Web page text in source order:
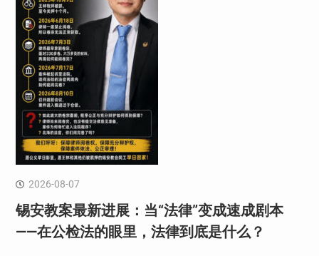
2026-08-07
锡安教案最新进展：当“法律”变成速成剧本
——在公检法的眼里，法律到底是什么？